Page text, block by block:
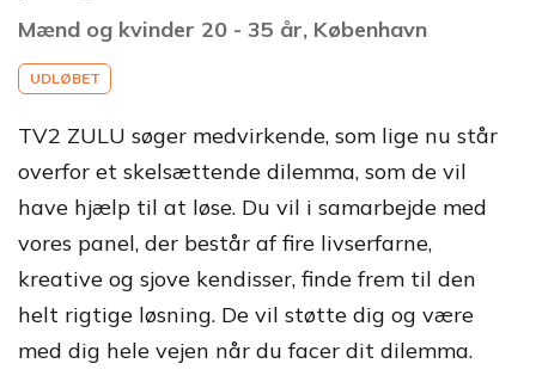
Mænd og kvinder 20 - 35 år, København
UDLØBET
TV2 ZULU søger medvirkende, som lige nu står
overfor et skelsættende dilemma, som de vil
have hjælp til at løse. Du vil i samarbejde med
vores panel, der består af fire livserfarne,
kreative og sjove kendisser, finde frem til den
helt rigtige løsning. De vil støtte dig og være
med dig hele vejen når du facer dit dilemma.